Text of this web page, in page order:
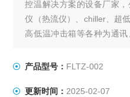
控温解决方案的设备厂家
仪（热流仪）、chiller、超
高低温冲击箱等各种为通
供整套温度环境解决方案。
产品型号： FLTZ-002
更新时间： 2025-02-07